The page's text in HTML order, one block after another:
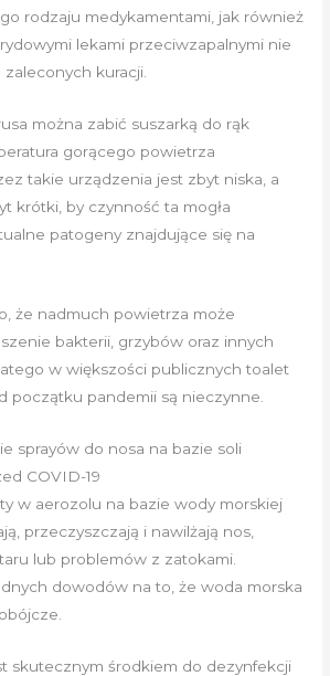
rodzaju medykamentami, jak również
lekami przeciwzapalnymi nie
kuracji.
można zabić suszarką do rąk
gorącego powietrza
takie urządzenia jest zbyt niska, a
krótki, by czynność ta mogła
patogeny znajdujące się na
że nadmuch powietrza może
bakterii, grzybów oraz innych
w większości publicznych toalet
początku pandemii są nieczynne.
sprayów do nosa na bazie soli
COVID-19
w aerozolu na bazie wody morskiej
przeczyszczają i nawilżają nos,
lub problemów z zatokami.
dowodów na to, że woda morska
skutecznym środkiem do dezynfekcji